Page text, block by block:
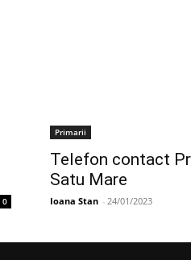
0
Primarii
Telefon contact
Satu Mare
Ioana Stan - 24/01/2023